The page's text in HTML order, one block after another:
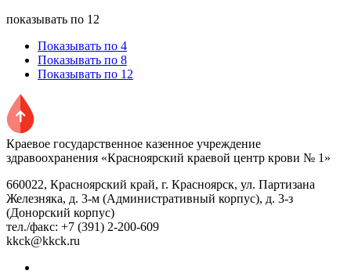
показывать по 12
Показывать по 4
Показывать по 8
Показывать по 12
Краевое государственное казенное учреждение
здравоохранения «Красноярский краевой центр крови № 1»
660022, Красноярский край, г. Красноярск, ул. Партизана
Железняка, д. 3-м (Административный корпус), д. 3-з
(Донорский корпус)
тел./факс: +7 (391) 2-200-609
kkck@kkck.ru